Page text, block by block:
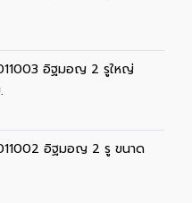
อิฐมอญ 2 รูใหญ่
อิฐมอญ 2 รู ขนาด